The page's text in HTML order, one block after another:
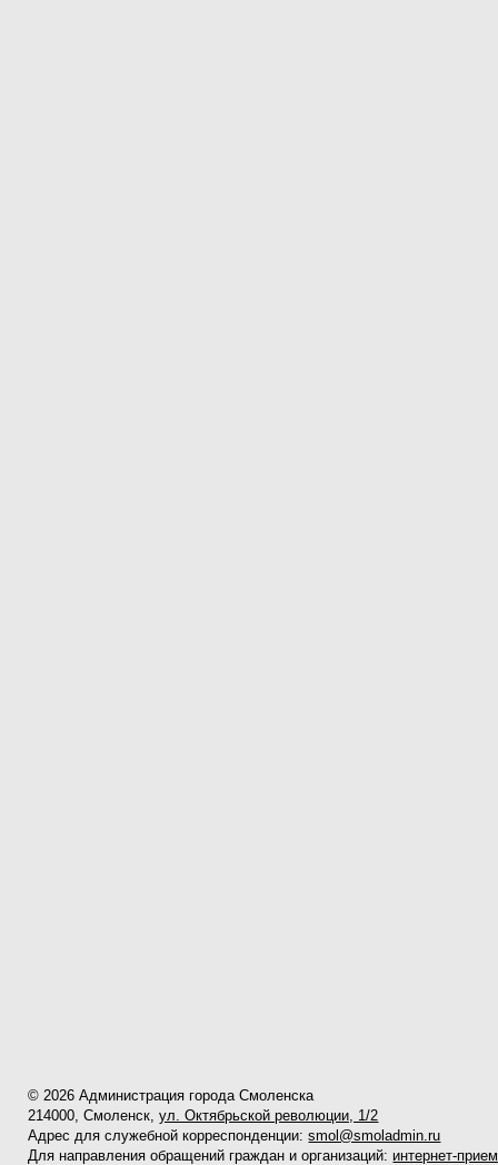
© 2026 Администрация города Смоленска
214000, Смоленск,ул. Октябрьской революции, 1/2
Адрес для служебной корреспонденции:smol@smoladmin.ru
Для направления обращений граждан и организаций: интернет-